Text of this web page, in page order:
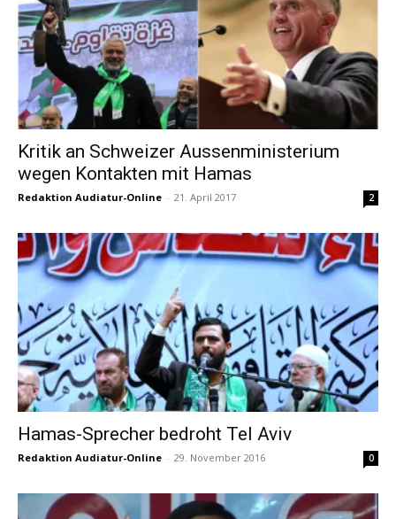
Kritik an Schweizer Aussenministerium
wegen Kontakten mit Hamas
Redaktion Audiatur-Online - 21. April 2017 2
Hamas-Sprecher bedroht Tel Aviv
Redaktion Audiatur-Online - 29. November 2016 0